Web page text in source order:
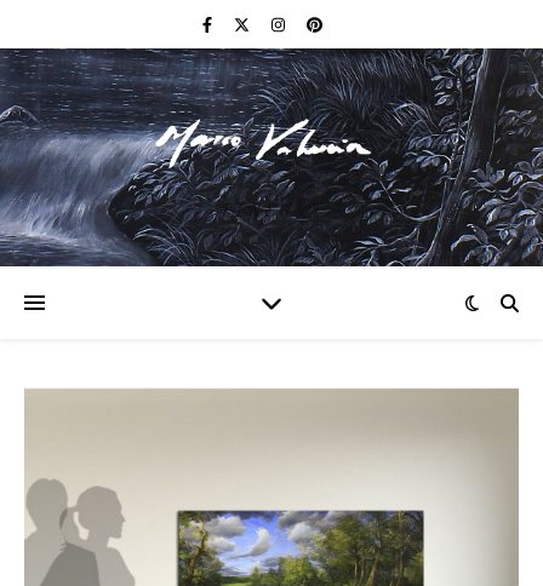
F I N E A R T